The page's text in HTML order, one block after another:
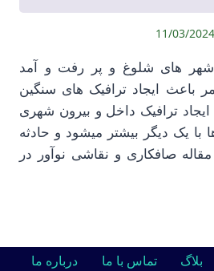
11/03/2024
شهر های شلوغ و پر رفت و آمد
باعث ایجاد ترافیک های سنگین
ایجاد ترافیک داخل و بیرون شهری
با یک دیگر بیشتر میشود و حادثه
صافکاری و نقاشی نوآور در
بلاگ تماس با ما درباره ما